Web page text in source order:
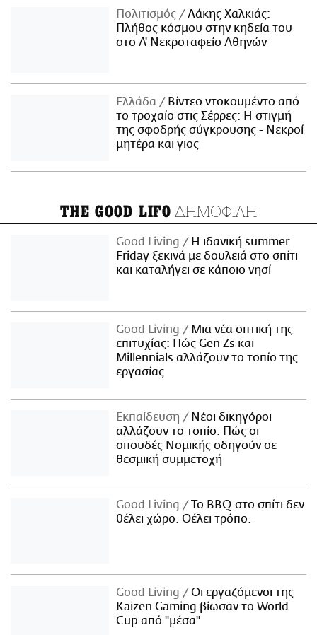
Πολιτισμός
Λάκης Χαλκιάς:
Πλήθος κόσμου στην κηδεία του
στο Α' Νεκροταφείο Αθηνών
Ελλάδα
Βίντεο ντοκουμέντο από
το τροχαίο στις Σέρρες: Η στιγμή
της σφοδρής σύγκρουσης - Νεκροί
μητέρα και γιος
THE GOOD LIFO ΔΗΜΟΦΙΛΗ
Good Living
Η ιδανική summer
Friday ξεκινά με δουλειά στο σπίτι
και καταλήγει σε κάποιο νησί
Good Living
Μια νέα οπτική της
επιτυχίας: Πώς Gen Zs και
Millennials αλλάζουν το τοπίο της
εργασίας
Εκπαίδευση
Νέοι δικηγόροι
αλλάζουν το τοπίο: Πώς οι
σπουδές Νομικής οδηγούν σε
θεσμική συμμετοχή
Good Living
Το BBQ στο σπίτι δεν
θέλει χώρο. Θέλει τρόπο.
Good Living
Οι εργαζόμενοι της
Kaizen Gaming βίωσαν το World
Cup από "μέσα"